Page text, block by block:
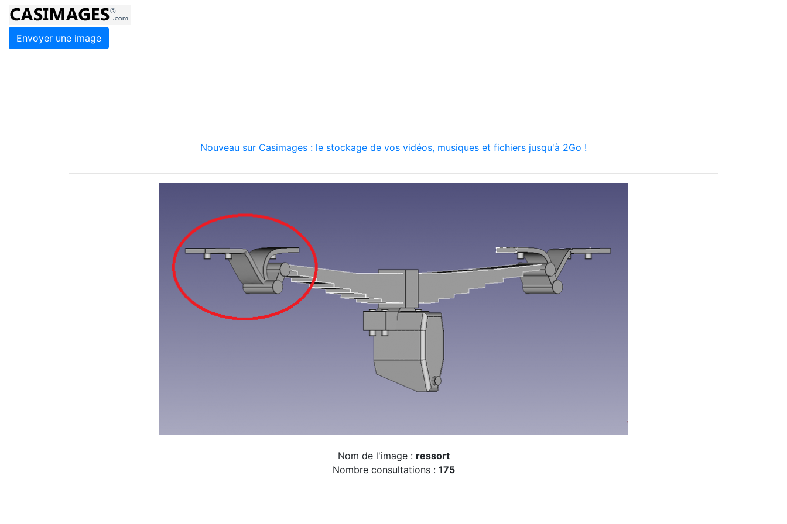
Envoyer une image
Nouveau sur Casimages : le stockage de vos vidéos, musiques et fichiers jusqu'à 2Go !
Nom de l'image : ressort
Nombre consultations : 175